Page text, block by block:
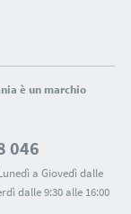
è un marchio
046
a Giovedì dalle
dalle 9:30 alle 16:00